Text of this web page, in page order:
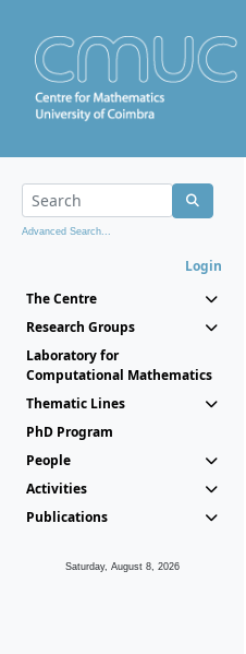
Advanced Search...
Login
The Centre
Research Groups
Laboratory for
Computational Mathematics
Thematic Lines
PhD Program
People
Activities
Publications
Saturday, August 8, 2026